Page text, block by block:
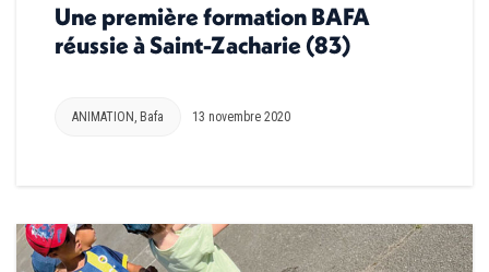
Une première formation BAFA
réussie à Saint-Zacharie (83)
ANIMATION , Bafa 13 novembre 2020